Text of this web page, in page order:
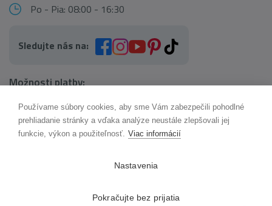
Po - Pia: 08:00 - 16:30
Sledujte nás na:
Možnosti platby:
AI pomocník Maxík
Online
Používame súbory cookies, aby sme Vám zabezpečili pohodlné
prehliadanie stránky a vďaka analýze neustále zlepšovali jej
funkcie, výkon a použiteľnosť. Viac informácií
Nastavenia
Pokračujte bez prijatia